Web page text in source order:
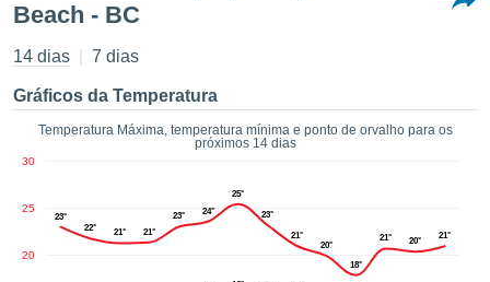
da
por
que as
a este
Beach - BC
14 dias 7 dias
Gráficos da Temperatura
Temperatura Máxima, temperatura mínima e ponto de orvalho para os
próximos 14 dias
20
25
30
23°
22°
21° 21°
23° 24°
25°
23°
21°
20°
18°
21° 20°
21°